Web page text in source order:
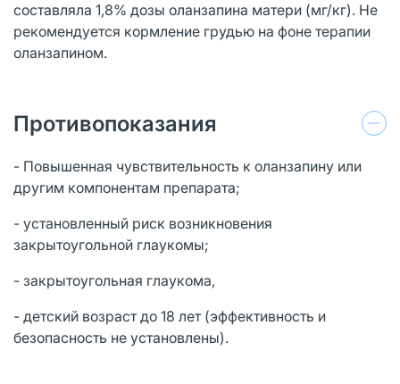
составляла 1,8% дозы оланзапина матери (мг/кг). Не
рекомендуется кормление грудью на фоне терапии
оланзапином.
Противопоказания
- Повышенная чувствительность к оланзапину или
другим компонентам препарата;
- установленный риск возникновения
закрытоугольной глаукомы;
- закрытоугольная глаукома,
- детский возраст до 18 лет (эффективность и
безопасность не установлены).